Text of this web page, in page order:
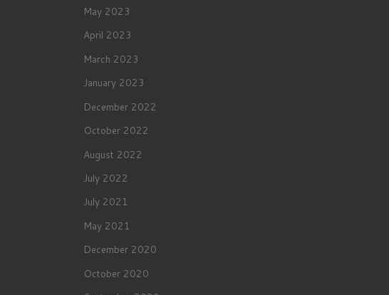
May 2023
April 2023
March 2023
January 2023
December 2022
October 2022
August 2022
July 2022
July 2021
May 2021
December 2020
October 2020